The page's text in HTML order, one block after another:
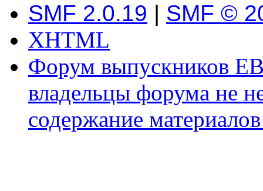
SMF 2.0.19 | SMF ©
XHTML
Форум выпускников
владельцы форума не
содержание